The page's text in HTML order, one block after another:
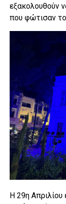
εξακολουθούν
που φώτισαν
Η 29η